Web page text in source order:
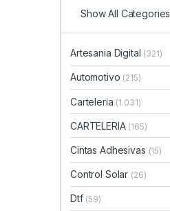
Show All Categories
Artesania Digital (321)
Automotivo (215)
Carteleria (1.031)
CARTELERIA (165)
Cintas Adhesivas (15)
Control Solar (26)
Dtf (59)